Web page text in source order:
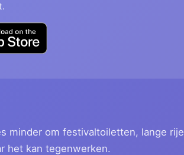
minder om festivaltoiletten, lange
het kan tegenwerken.